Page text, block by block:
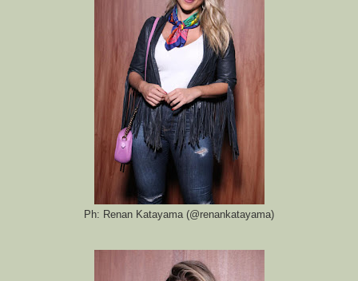
Ph: Renan Katayama (@renankatayama)